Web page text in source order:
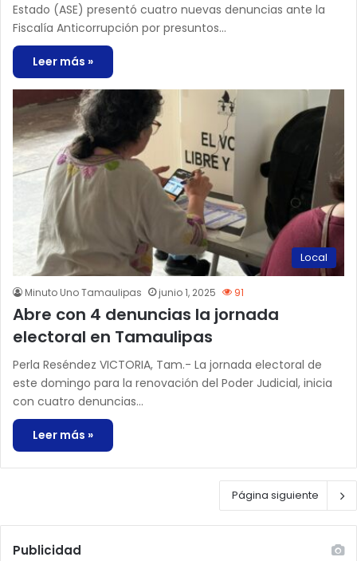
Estado (ASE) presentó cuatro nuevas denuncias ante la
Fiscalía Anticorrupción por presuntos…
Leer más »
Local
Minuto Uno Tamaulipas junio 1, 2025 91
Abre con 4 denuncias la jornada
electoral en Tamaulipas
Perla Reséndez VICTORIA, Tam.- La jornada electoral de
este domingo para la renovación del Poder Judicial, inicia
con cuatro denuncias…
Leer más »
Página siguiente
Publicidad